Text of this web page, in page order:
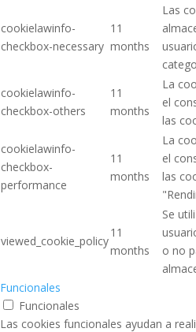
cookielawinfo-
checkbox-necessary
11
months
Las
cookielawinfo-
checkbox-others
11
months
La
el
las
cookielawinfo-
checkbox-
performance
11
months
La
el
las
viewed_cookie_policy
11
months
Se
o no
Funcionales
Funcionales
Las cookies funcionales ayudan a